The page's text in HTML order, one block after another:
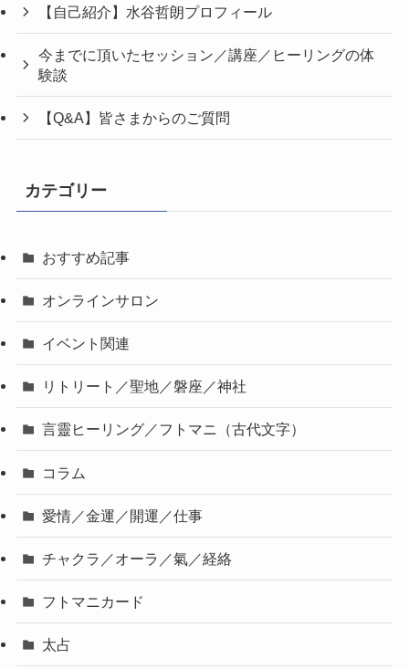
【自己紹介】水谷哲朗プロフィール
今までに頂いたセッション／講座／ヒーリングの体
験談
【Q&A】皆さまからのご質問
カテゴリー
おすすめ記事
オンラインサロン
イベント関連
リトリート／聖地／磐座／神社
言靈ヒーリング／フトマニ（古代文字）
コラム
愛情／金運／開運／仕事
チャクラ／オーラ／氣／経絡
フトマニカード
太占